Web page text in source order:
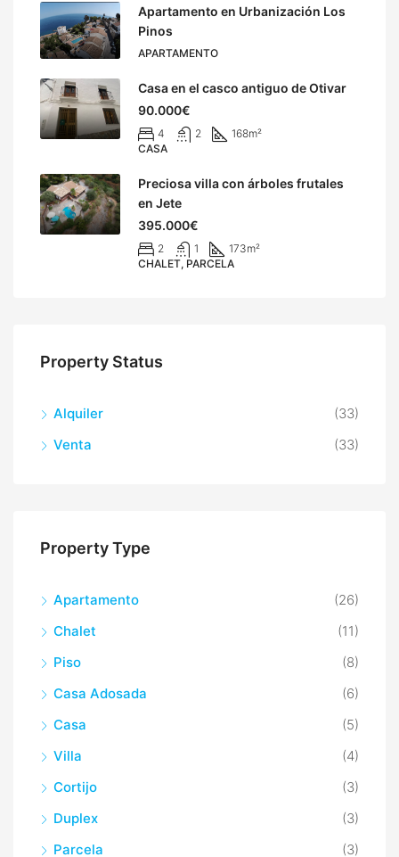
Apartamento en Urbanización Los
Pinos
APARTAMENTO
Casa en el casco antiguo de Otivar
90.000€
4 2 168m²
CASA
Preciosa villa con árboles frutales
en Jete
395.000€
2 1 173m²
CHALET, PARCELA
Property Status
Alquiler
(33)
Venta
(33)
Property Type
Apartamento
(26)
Chalet
(11)
Piso
(8)
Casa Adosada
(6)
Casa
(5)
Villa
(4)
Cortijo
(3)
Duplex
(3)
Parcela
(3)